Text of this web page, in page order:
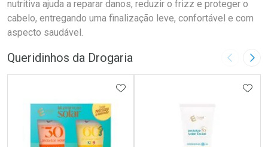
nutritiva ajuda a reparar danos, reduzir o frizz e proteger o
cabelo, entregando uma finalização leve, confortável e com
aspecto saudável.
Queridinhos da Drogaria Imagem
ADICIONAR AOS FAVORITOS